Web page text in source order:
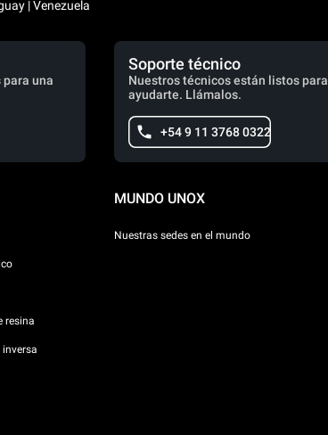
| Venezuela
una
Soporte técnico
Nuestros técnicos están listos para
ayudarte. Llámalos.
+54 9 11 3768 0322
resina
MUNDO UNOX
Nuestras sedes en el mundo